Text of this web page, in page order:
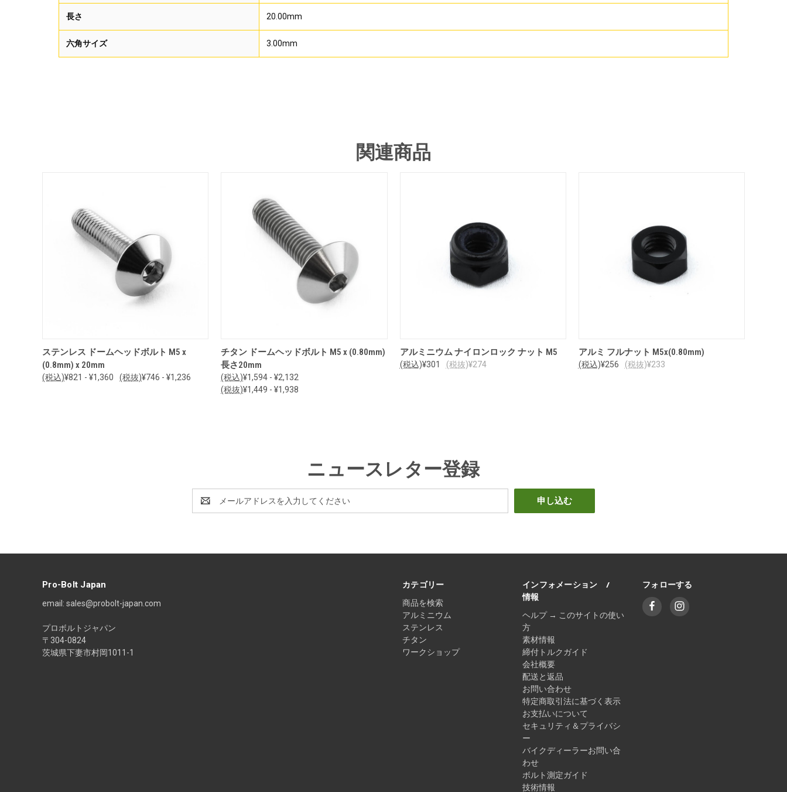
長さ 20.00mm
六角サイズ 3.00mm
関連商品
オプションを見る
ステンレス ドームヘッドボルト M5 x
(0.8mm) x 20mm
¥821 - ¥1,360
(税込) ¥746 - ¥1,236
(税抜)
オプションを見る
チタン ドームヘッドボルト M5 x (0.80mm)
長さ20mm
¥1,594 - ¥2,132
(税込)
¥1,449 - ¥1,938
(税抜)
オプションを見る
アルミニウム ナイロンロック ナット M5
¥301
(税込) ¥274
(税抜)
オプションを見る
アルミ フルナット M5x(0.80mm)
¥256
(税込) ¥233
(税抜)
ニュースレター登録
ド
カテゴリー
商品を検索
アルミニウム
ステンレス
チタン
ワークショップ
インフォメーション /
情報
ヘルプ → このサイトの使い
方
素材情報
締付トルクガイド
会社概要
配送と返品
お問い合わせ
特定商取引法に基づく表示
お支払いについて
セキュリティ＆プライバシ
ー
バイクディーラーお問い合
わせ
ボルト測定ガイド
技術情報
フォローする
Pro-Bolt Japan
email: sales@probolt-japan.com
プロボルトジャパン
〒304-0824
茨城県下妻市村岡1011-1